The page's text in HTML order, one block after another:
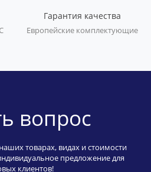
Гарантия качества
Европейские комплектующие
вопрос
товарах, видах и стоимости
предложение для
клиентов!